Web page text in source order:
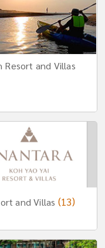
Resort and Villas
and Villas (13)